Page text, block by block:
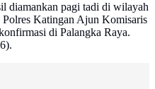
diamankan pagi tadi di wilayah
Katingan Ajun Komisaris
di Palangka Raya.